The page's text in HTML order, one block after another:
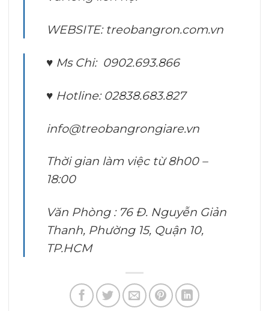
WEBSITE: treobangron.com.vn
♥ Ms Chi: 0902.693.866
♥ Hotline: 02838.683.827
info@treobangrongiare.vn
Thời gian làm việc từ 8h00 –
18:00
Văn Phòng : 76 Đ. Nguyễn Giản
Thanh, Phường 15, Quận 10,
TP.HCM